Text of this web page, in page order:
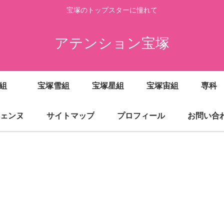
宝塚のトップスターに憧れて
アテンション宝塚
組 宝塚雪組 宝塚星組 宝塚宙組 専科
ンヌ サイトマップ プロフィール お問い合